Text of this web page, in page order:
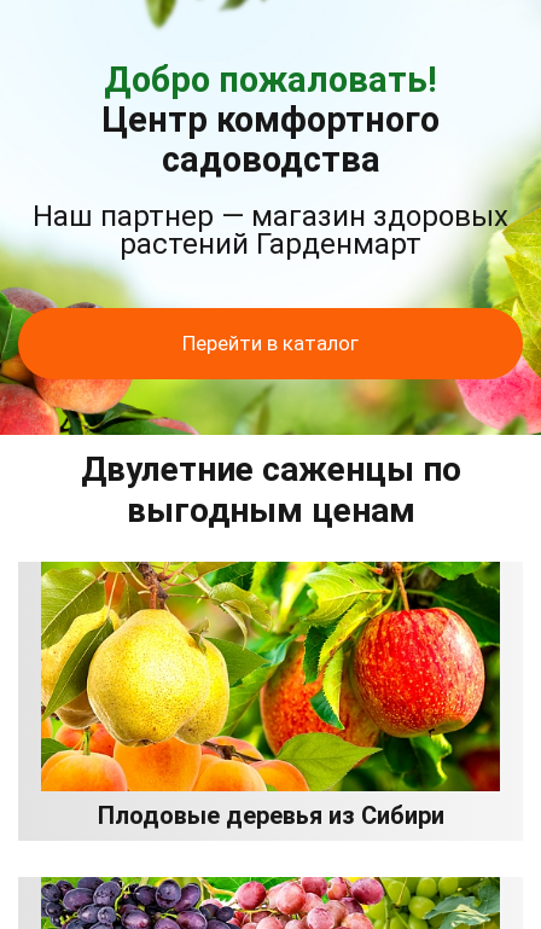
Добро пожаловать!
Центр комфортного
садоводства
Наш партнер — магазин здоровых
растений Гарденмарт
Перейти в каталог
Двулетние саженцы по
выгодным ценам
Плодовые деревья из Сибири